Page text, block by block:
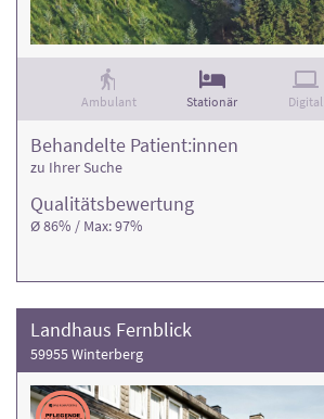
Ambulant Stationär Digital
Qualitäts­bewertung
Ø 86% / Max: 97%
Behandelte Patient:innen
zu Ihrer Suche
Landhaus Fernblick
59955 Winterberg